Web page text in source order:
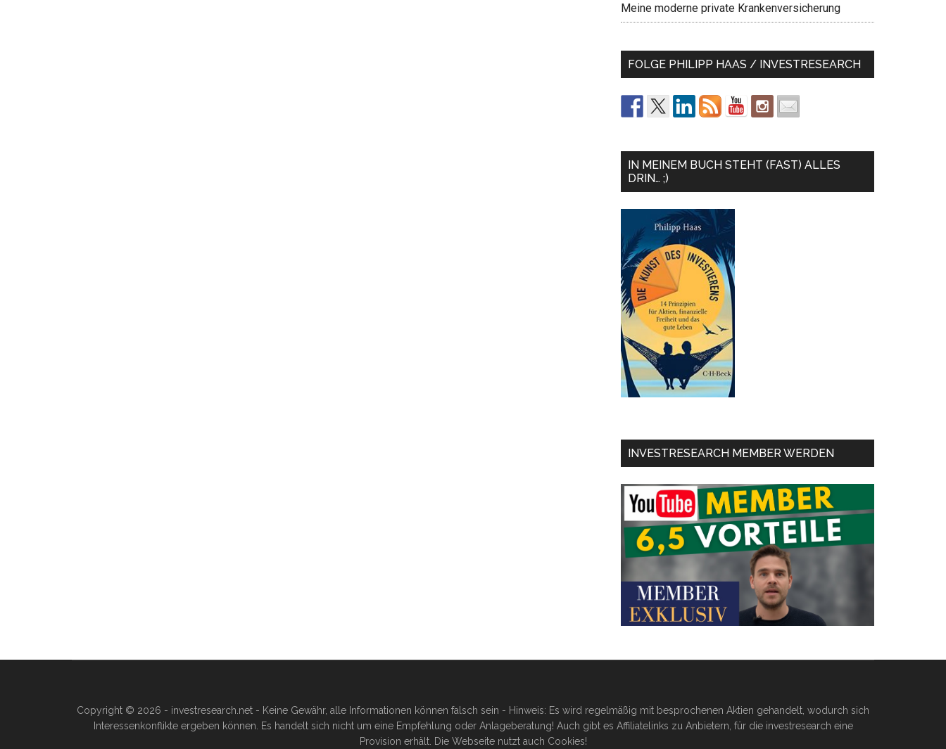
Meine moderne private Krankenversicherung
FOLGE PHILIPP HAAS / INVESTRESEARCH
IN MEINEM BUCH STEHT (FAST) ALLES
DRIN… ;)
INVESTRESEARCH MEMBER WERDEN
Copyright © 2026 - investresearch.net - Keine Gewähr, alle Informationen können falsch sein - Hinweis: Es wird regelmäßig mit besprochenen Aktien gehandelt, wodurch sich
Interessenkonflikte ergeben können. Es handelt sich nicht um eine Empfehlung oder Anlageberatung! Auch gibt es Affiliatelinks zu Anbietern, für die investresearch eine
Provision erhält. Die Webseite nutzt auch Cookies!